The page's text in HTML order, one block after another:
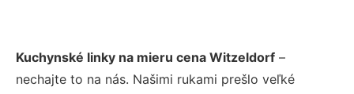
Kuchynské linky na mieru cena Witzeldorf –
nechajte to na nás. Našimi rukami prešlo veľké